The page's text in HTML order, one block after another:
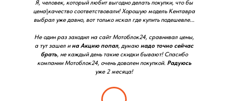
Я, человек, который любит выгодно делать покупки, что бы
цена\качество соответствовали! Хорошую модель Кентавра
выбрал уже давно, вот только искал где купить подешевле...
Не один раз заходил на сайт Мотоблок24, сравнивал цены,
а тут зашел ина Акцию попал, думаю надо точно сейчас
брать, не каждый день такие скидки бывают! Спасибо
компании Мотоблок24, очень доволен покупкой. Радуюсь
уже 2 месяца!